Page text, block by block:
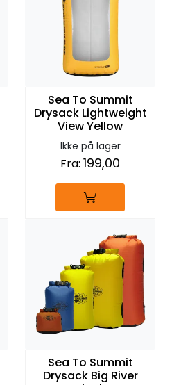
Sea To Summit
Drysack Lightweight
View Yellow
Ikke på lager
Fra: 199,00
Sea To Summit
Drysack Big River